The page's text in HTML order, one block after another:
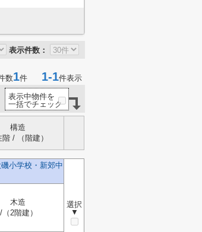
表示件数：
数1件 1-1件表示
表示中物件を
一括でチェック
構造
階 / （階建）
小学校・新郊中
選択
▼
木造
（2階建）